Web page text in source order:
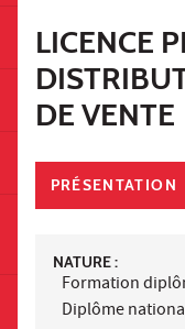
LICENCE
DE VENTE
PRÉSENTATION
NATURE :
Formation
Diplôme